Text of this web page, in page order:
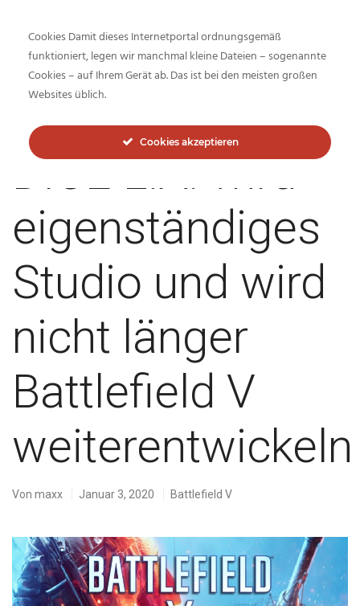
Inside-Network.net
DICE L.A. wird
eigenständiges
Studio und wird
nicht länger
Battlefield V
weiterentwickeln
Von maxx Januar 3, 2020 Battlefield V
Cookies Damit dieses Internetportal ordnungsgemäß
funktioniert, legen wir manchmal kleine Dateien – sogenannte
Cookies – auf Ihrem Gerät ab. Das ist bei den meisten großen
Websites üblich.
Cookies akzeptieren